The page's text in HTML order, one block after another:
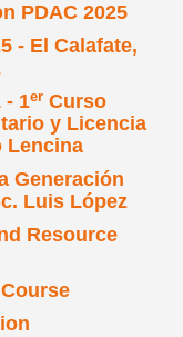
PDAC 2025
- El Calafate,
- 1erCurso
y Licencia
Lencina
Generación
Luis López
Resource